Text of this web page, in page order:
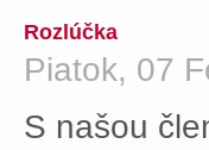
Rozlúčka
Piatok, 07
S našou